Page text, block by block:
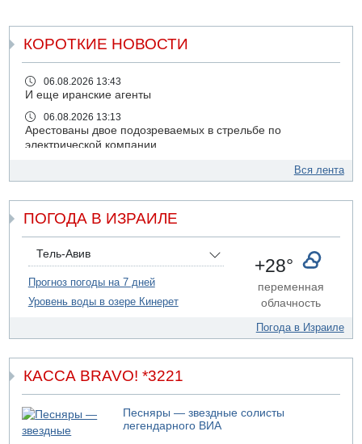
КОРОТКИЕ НОВОСТИ
06.08.2026 13:43
И еще иранские агенты
06.08.2026 13:13
Арестованы двое подозреваемых в стрельбе по
электрической компании
Возле Кирьят-Арбы пожар на местности
06.08.2026 12:06
США не будут давить на Израиль в вопросе Ливана
06.08.2026 11:41
Трое подростков ограбили сексшоп в Холоне
Взрыв в Северном Тель-Авиве
06.08.2026 08:11
Израиль провел испытания системы противоракетной
обороны "Хец"
05.08.2026 18:28
МАДА призывает израильтян срочно сдавать кровь
05.08.2026 17:00
Вся лента
ПОГОДА В ИЗРАИЛЕ
Тель-Авив
Прогноз погоды на 7 дней
Уровень воды в озере Кинерет
+28°
переменная
облачность
Погода в Израиле
КАССА BRAVO! *3221
Песняры — звездные солисты
легендарного ВИА